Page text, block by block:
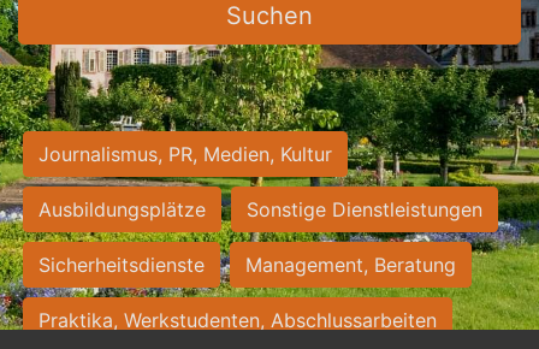
Suchen
Journalismus, PR, Medien, Kultur
Ausbildungsplätze Sonstige Dienstleistungen
Sicherheitsdienste Management, Beratung
Praktika, Werkstudenten, Abschlussarbeiten